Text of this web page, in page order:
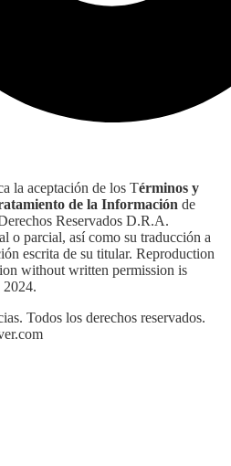
la aceptación de los Términos y
de la Información de
Reservados D.R.A.
o parcial, así como su traducción a
escrita de su titular. Reproduction
without written permission is
Todos los derechos reservados.